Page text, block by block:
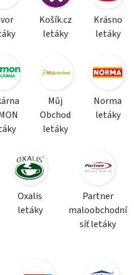
Košík.cz
letáky
Krásno
letáky
Můj
Obchod
letáky
Norma
letáky
Oxalis
letáky
Partner
maloobchodní
síť letáky